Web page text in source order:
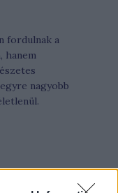
fordulnak a
hanem
nagyobb